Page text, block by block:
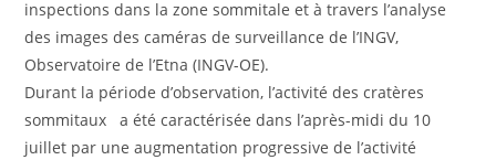
inspections dans la zone sommitale et à travers l’analyse
des images des caméras de surveillance de l’INGV,
Observatoire de l’Etna (INGV-OE).
Durant la période d’observation, l’activité des cratères
sommitaux a été caractérisée dans l’après-midi du 10
juillet par une augmentation progressive de l’activité